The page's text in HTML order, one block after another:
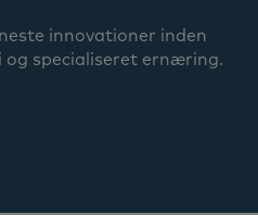
innovationer inden
specialiseret ernæring.